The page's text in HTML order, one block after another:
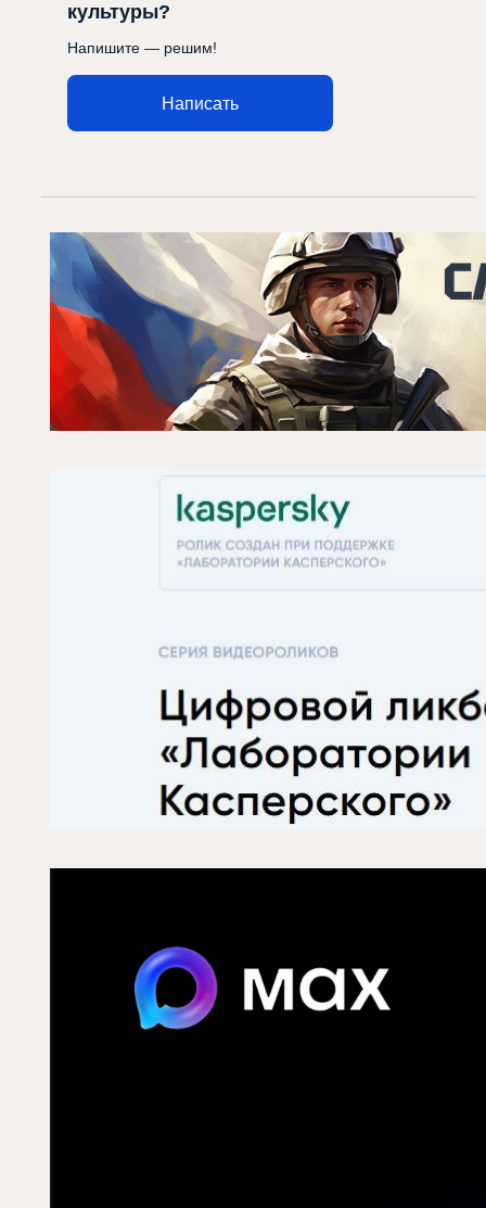
культуры?
Напишите — решим!
Написать